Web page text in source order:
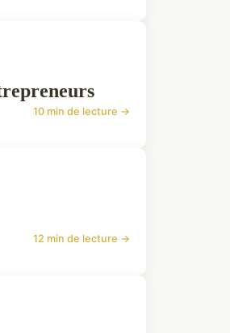
10 min de lecture →
12 min de lecture →